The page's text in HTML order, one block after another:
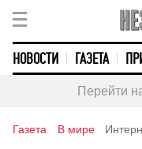
НОВОСТИ ГАЗЕТА
Перейти
Газета В мире